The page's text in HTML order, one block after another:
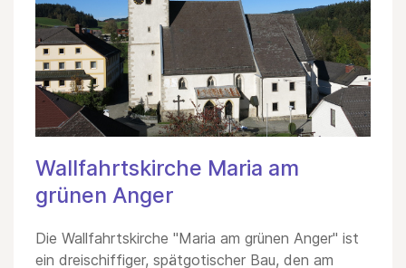
Wallfahrtskirche Maria am
grünen Anger
Die Wallfahrtskirche "Maria am grünen Anger" ist
ein dreischiffiger, spätgotischer Bau, den am